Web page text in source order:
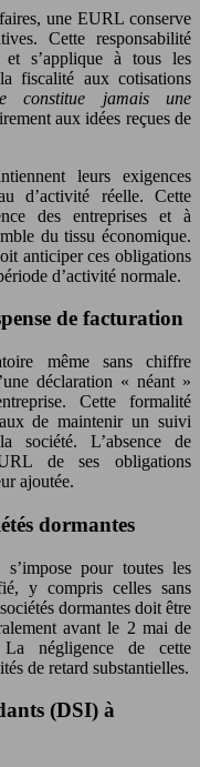
une EURL conserve
Cette responsabilité
et s’applique à tous les
fiscalité aux cotisations
constitue jamais une
aux idées reçues de
leurs exigences
d’activité réelle. Cette
des entreprises et à
du tissu économique.
anticiper ces obligations
d’activité normale.
de facturation
même sans chiffre
déclaration « néant »
Cette formalité
de maintenir un suivi
société. L’absence de
de ses obligations
ajoutée.
dormantes
pour toutes les
y compris celles sans
dormantes doit être
avant le 2 mai de
La négligence de cette
de retard substantielles.
(DSI) à